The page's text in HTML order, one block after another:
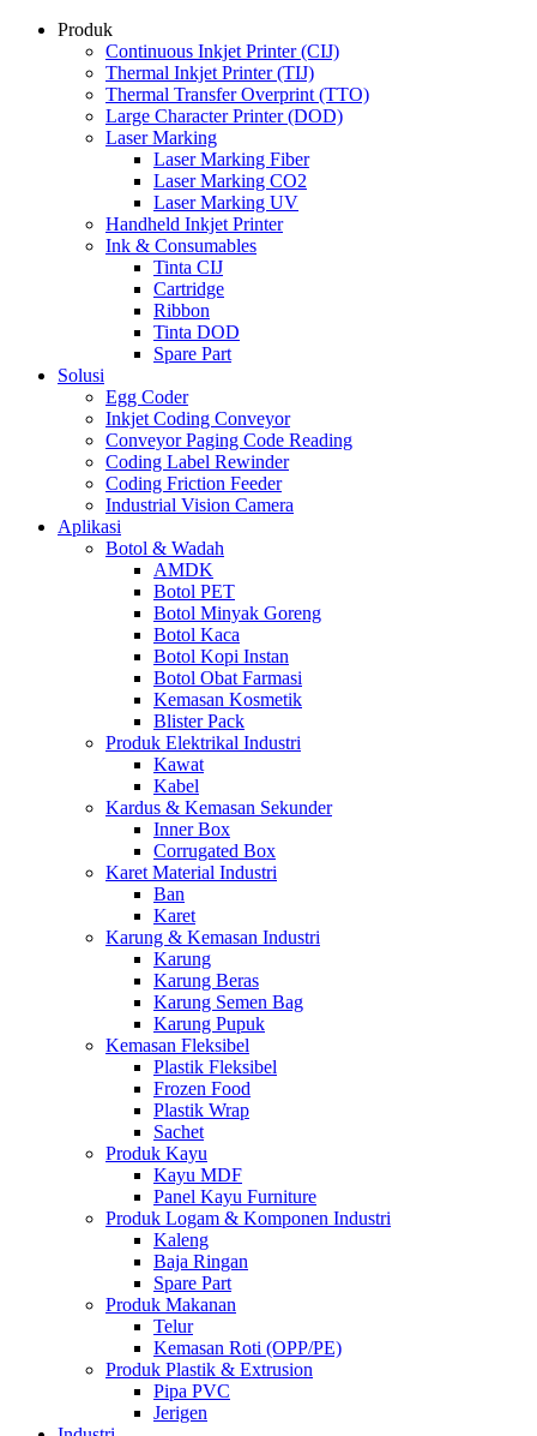
Produk
Continuous Inkjet Printer (CIJ)
Thermal Inkjet Printer (TIJ)
Thermal Transfer Overprint (TTO)
Large Character Printer (DOD)
Laser Marking
Laser Marking Fiber
Laser Marking CO2
Laser Marking UV
Handheld Inkjet Printer
Ink & Consumables
Tinta CIJ
Cartridge
Ribbon
Tinta DOD
Spare Part
Solusi
Egg Coder
Inkjet Coding Conveyor
Conveyor Paging Code Reading
Coding Label Rewinder
Coding Friction Feeder
Industrial Vision Camera
Aplikasi
Botol & Wadah
AMDK
Botol PET
Botol Minyak Goreng
Botol Kaca
Botol Kopi Instan
Botol Obat Farmasi
Kemasan Kosmetik
Blister Pack
Produk Elektrikal Industri
Kawat
Kabel
Kardus & Kemasan Sekunder
Inner Box
Corrugated Box
Karet Material Industri
Ban
Karet
Karung & Kemasan Industri
Karung
Karung Beras
Karung Semen Bag
Karung Pupuk
Kemasan Fleksibel
Plastik Fleksibel
Frozen Food
Plastik Wrap
Sachet
Produk Kayu
Kayu MDF
Panel Kayu Furniture
Produk Logam & Komponen Industri
Kaleng
Baja Ringan
Spare Part
Produk Makanan
Telur
Kemasan Roti (OPP/PE)
Produk Plastik & Extrusion
Pipa PVC
Jerigen